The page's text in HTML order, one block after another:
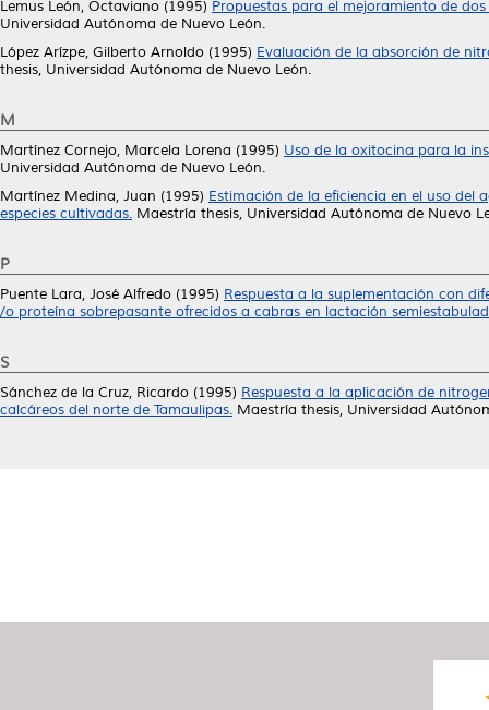
Lemus León, Octaviano (1995) Propuestas para el mejoramiento de
Universidad Autónoma de Nuevo León.
López Arízpe, Gilberto Arnoldo (1995) Evaluación de la absorción de
thesis, Universidad Autónoma de Nuevo León.
M
Martínez Cornejo, Marcela Lorena (1995) Uso de la oxitocina para la
Universidad Autónoma de Nuevo León.
Martínez Medina, Juan (1995) Estimación de la eficiencia en el uso del
especies cultivadas. Maestría thesis, Universidad Autónoma de Nuevo
P
Puente Lara, José Alfredo (1995) Respuesta a la suplementación con
/o proteína sobrepasante ofrecidos a cabras en lactación
S
Sánchez de la Cruz, Ricardo (1995) Respuesta a la aplicación de
calcáreos del norte de Tamaulipas. Maestría thesis, Universidad